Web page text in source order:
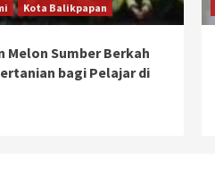
Kota Balikpapan
Melon Sumber Berkah
bagi Pelajar di